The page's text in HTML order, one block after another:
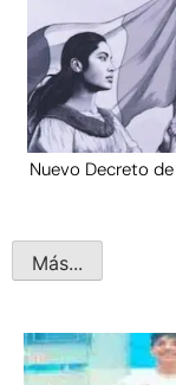
Nuevo Decreto
Más...